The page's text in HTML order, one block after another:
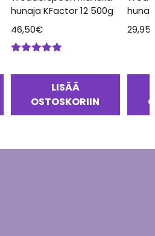
hunaja KFactor 12 500g
46,50€
LISÄÄ
OSTOSKORIIN
29,95